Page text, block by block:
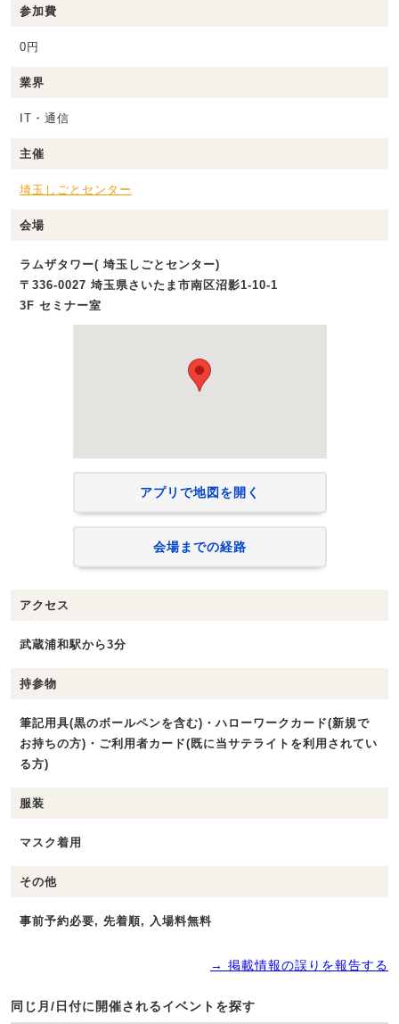
参加費
0円
業界
IT・通信
主催
埼玉しごとセンター
会場
ラムザタワー( 埼玉しごとセンター)
〒336-0027 埼玉県さいたま市南区沼影1‐10‐1
3F セミナー室
アプリで地図を開く
会場までの経路
アクセス
武蔵浦和駅から3分
持参物
筆記用具(黒のボールペンを含む)・ハローワークカード(新規で
お持ちの方)・ご利用者カード(既に当サテライトを利用されてい
る方)
服装
マスク着用
その他
事前予約必要, 先着順, 入場料無料
→ 掲載情報の誤りを報告する
同じ月/日付に開催されるイベントを探す